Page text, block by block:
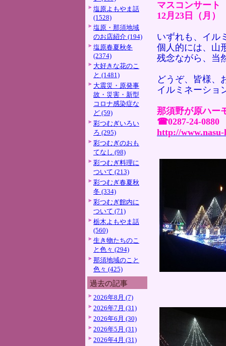
塩原よもやま話
(1528)
塩原・那須地域
のお店紹介 (194)
塩原春夏秋冬
(2374)
大好きな花のこ
と (1481)
大震災・原発事
故・災害・新型
コロナ感染症な
ど (59)
彩つむぎいろい
ろ (295)
彩つむぎのおも
てなし (98)
彩つむぎ料理に
ついて (213)
彩つむぎ春夏秋
冬 (334)
彩つむぎ館内に
ついて (71)
栃木よもやま話
(560)
生き物たちのこ
と色々 (294)
那須地域のこと
色々 (425)
過去の記事
2026年8月 (7)
2026年7月 (31)
2026年6月 (30)
2026年5月 (31)
2026年4月 (31)
マスコンサート
12月23日（月
いずれも、イル
個人的には、山
残念ながら、当
どうぞ、皆様、
イルミネーショ
那須野が原ハー
☎0287-24-0880
http://